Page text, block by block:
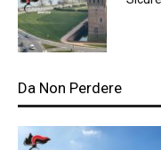
Da Non Perdere